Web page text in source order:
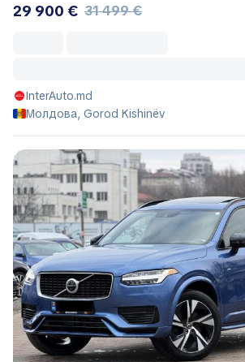
29 900 € 31 499 €
InterAuto.md
Молдова, Gorod Kishinëv